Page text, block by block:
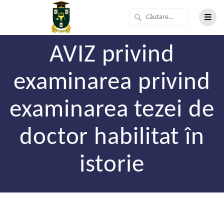
AVIZ privind
examinarea privind
examinarea tezei de
doctor habilitat în
istorie